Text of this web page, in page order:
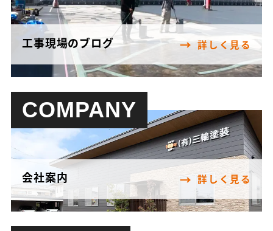
工事現場のブログ 詳しく見る
COMPANY
会社案内 詳しく見る